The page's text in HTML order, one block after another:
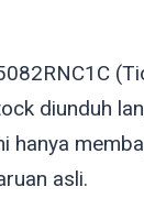
diunduh
hanya
asli.